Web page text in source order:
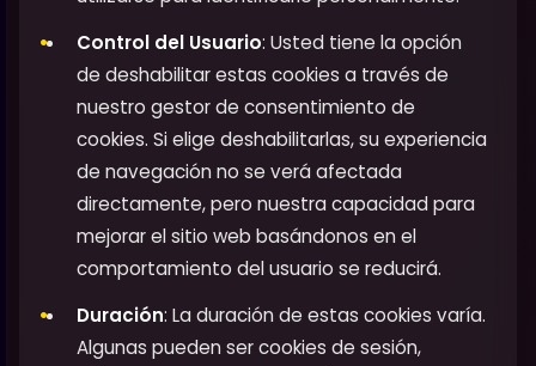
Control del Usuario: Usted tiene la opción
de deshabilitar estas cookies a través de
nuestro gestor de consentimiento de
cookies. Si elige deshabilitarlas, su experiencia
de navegación no se verá afectada
directamente, pero nuestra capacidad para
mejorar el sitio web basándonos en el
comportamiento del usuario se reducirá.
Duración: La duración de estas cookies varía.
Algunas pueden ser cookies de sesión,